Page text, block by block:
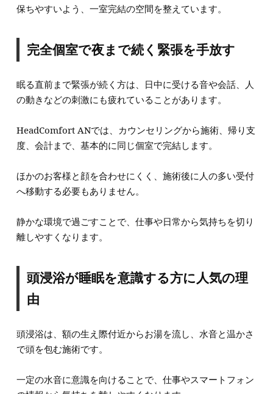
保ちやすいよう、一室完結の空間を整えています。
完全個室で夜まで続く緊張を手放す
眠る直前まで緊張が続く方は、日中に受ける音や会話、人
の動きなどの刺激にも疲れていることがあります。
HeadComfort ANでは、カウンセリングから施術、帰り支
度、会計まで、基本的に同じ個室で完結します。
ほかのお客様と顔を合わせにくく、施術後に人の多い受付
へ移動する必要もありません。
静かな環境で過ごすことで、仕事や日常から気持ちを切り
離しやすくなります。
頭浸浴が睡眠を意識する方に人気の理
由
頭浸浴は、額の生え際付近からお湯を流し、水音と温かさ
で頭を包む施術です。
一定の水音に意識を向けることで、仕事やスマートフォン